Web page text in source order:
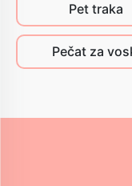
Pet traka
Pečat za